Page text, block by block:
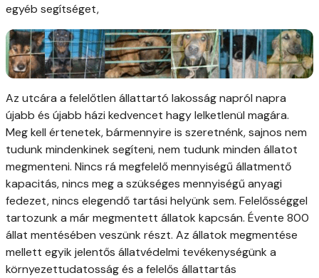
egyéb segítséget,
Az utcára a felelőtlen állattartó lakosság napról napra
újabb és újabb házi kedvencet hagy lelketlenül magára.
Meg kell értenetek, bármennyire is szeretnénk, sajnos nem
tudunk mindenkinek segíteni, nem tudunk minden állatot
megmenteni. Nincs rá megfelelő mennyiségű állatmentő
kapacitás, nincs meg a szükséges mennyiségű anyagi
fedezet, nincs elegendő tartási helyünk sem. Felelősséggel
tartozunk a már megmentett állatok kapcsán. Évente 800
állat mentésében veszünk részt. Az állatok megmentése
mellett egyik jelentős állatvédelmi tevékenységünk a
környezettudatosság és a felelős állattartás